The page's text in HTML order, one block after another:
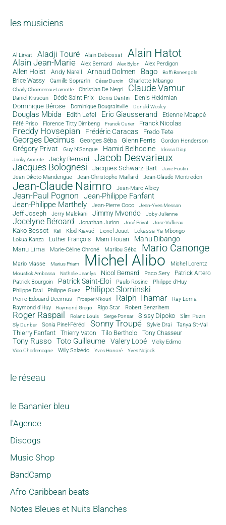
les musiciens
Al Lirvat Aladji Touré Alain Debiossat Alain Hatot
Alain Jean-Marie Alex Bernard Alex Bylon Alex Perdigon
Allen Hoist Andy Narell Arnaud Dolmen Bago Boffi Banengola
Brice Wassy Camille Sopran'n César Durcin Charlotte Mbango
Charly Chomereau-Lamotte Christian De Negri Claude Vamur
Daniel Kissoun Dédé Saint-Prix Denis Dantin Denis Hekimian
Dominique Bérose Dominique Bougrainville Donald Wesley
Douglas Mbida Edith Lefel Eric Giausserand Etienne Mbappé
Féfé Priso Florence Titty Dimbeng Franck Curier Franck Nicolas
Freddy Hovsepian Frédéric Caracas Fredo Tete
Georges Decimus Georges Séba Glenn Ferris Gordon Henderson
Grégory Privat Guy N'Sangue Hamid Belhocine
Idrissa Diop
Jacky Arconte
Jacky Bernard Jacob Desvarieux
Jacques Bolognesi Jacques Schwarz-Bart Jane Fostin
Jean Dikoto Mandengue Jean-Christophe Maillard Jean-Claude Montredon
Jean-Claude Naimro Jean-Marc Albicy
Jean-Paul Pognon
Jean-Philippe Fanfant
Jean-Philippe Marthely
Jean-Pierre Coco Jean-Yves Messan
Jeff Joseph Jerry Malekani Jimmy Mvondo Joby Julienne
Jocelyne Béroard Jonathan Jurion José Privat Jose Vulbeau
Kako Bessot Kali Klod Kiavué Lionel Jouot
Lokassa Ya Mbongo
Lokua Kanza
Luther François Mam Houari Manu Dibango
Manu Lima Marie-Céline Chroné Marilou Séba Mario Canonge
Mario Masse Marius Priam Michel Alibo Michel Lorentz
Moustick Ambassa Nathalie Jeanlys Nicol Bernard Paco Sery
Patrick Artero
Patrick Bourgoin
Patrick Saint-Eloi Paulo Rosine
Philippe d'Huy
Philippe Drai
Philippe Guez Philippe Slominski
Pierre-Edouard Decimus Prosper N'kouri Ralph Thamar
Ray Lema
Raymond d'Huy
Raymond Grego Rigo Star Robert Benzrihem
Roger Raspail Roland Louis Serge Ponsar Sissy Dipoko Slim Pezin
Sly Dunbar Sonia Pinel-Féréol Sonny Troupé Sylvie Drai Tanya St-Val
Thierry Fanfant Thierry Vaton Tilo Bertholo Tony Chasseur
Tony Russo Toto Guillaume Valery Lobé Vicky Edimo
Vico Charlemagne Willy Salzédo Yves Honoré Yves Ndjock
le réseau
le Bananier bleu
l'Agence
Discogs
Music Shop
BandCamp
Afro Caribbean beats
Notes Bleues et Nuits Blanches